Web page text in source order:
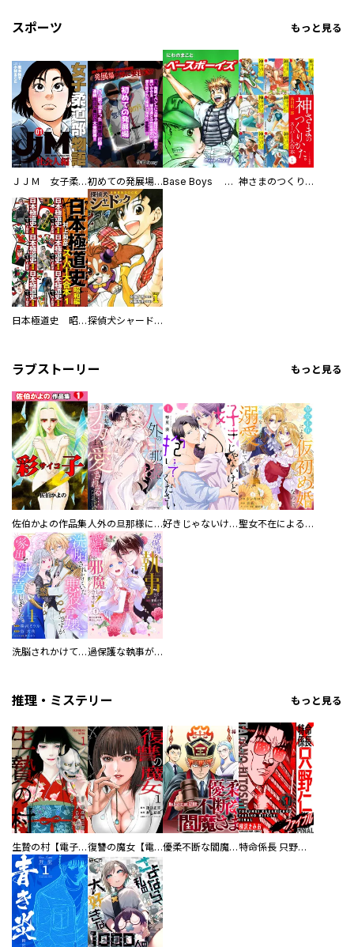
スポーツ もっと見る
ＪＪＭ 女子柔道部物語 社会人編 初めての発展場 【白抜き修正版】 Base Boys 新装版 神さまのつくりかた。スーパー大合本
日本極道史 昭和編 スーパー大合本 探偵犬シャードック（新装版）
ラブストーリー もっと見る
佐伯かよの作品集 人外の旦那様に娶られ毎晩ナカまで愛される…。アンソロジー 好きじゃないけど、抱いてください【電子単行本版／特典おまけ付き】 聖女不在による仮初め婚なのに、不器用な王太子に溺愛されています【電子単行本版／特典おまけ付き】
洗脳されかけていた悪役令嬢ですが家出を決意しました。【電子単行本版／特典おまけ付き】 過保護な執事が私の婚活を邪魔してきます！ 分冊版
推理・ミステリー もっと見る
生贄の村【電子単行本版】 復讐の魔女【電子単行本版】 優柔不断な閻魔さま 特命係長 只野仁ファイナル 愛蔵版